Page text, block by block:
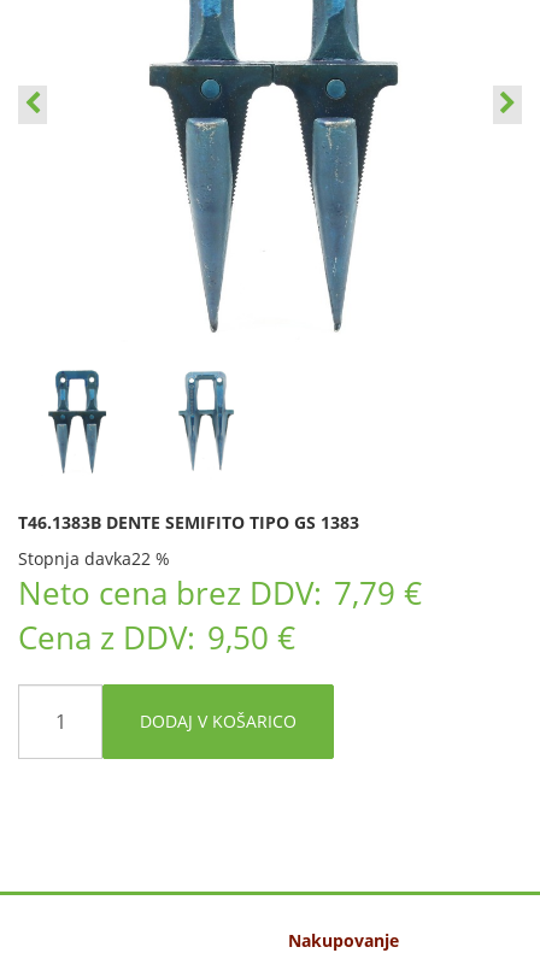
T46.1383B DENTE SEMIFITO TIPO GS 1383
Stopnja davka22 %
Neto cena brez DDV: 7,79 €
Cena z DDV: 9,50 €
DODAJ V KOŠARICO
Nakupovanje